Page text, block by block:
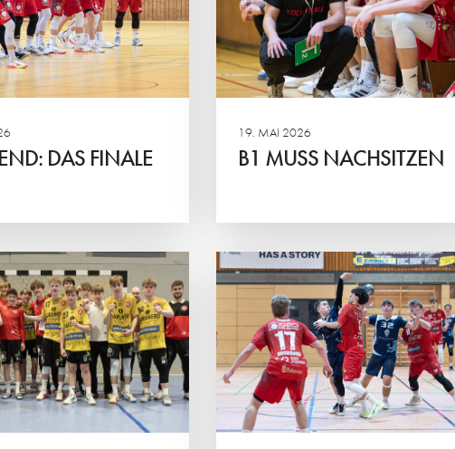
DAS FINALE
19. MAI 2026
B1 MUSS NACHSITZEN
.
JBLH-B: Spielort in Pforzheim
verlegt.
ERST-RECHT-
Quali: HG B1 geht als
in die Gruppe
E-JUGEND KRÖNT
STARKE SAISON MIT
VIZEMEISTERSCHAFT
UND
UNVERGESSLICHEM
TEAMABSCHLUSS